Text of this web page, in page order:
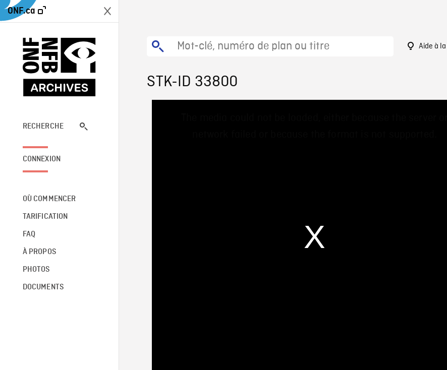
ONF.ca
RECHERCHE
CONNEXION
OÙ COMMENCER
TARIFICATION
FAQ
À PROPOS
PHOTOS
DOCUMENTS
Aide à
STK-ID 33800